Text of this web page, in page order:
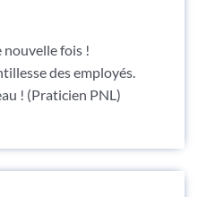
nouvelle fois !
des employés.
! (Praticien PNL)